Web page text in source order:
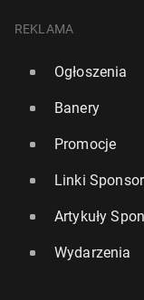
REKLAMA
Ogłoszenia
Banery
Promocje
Linki
Artykuły
Wydarzenia